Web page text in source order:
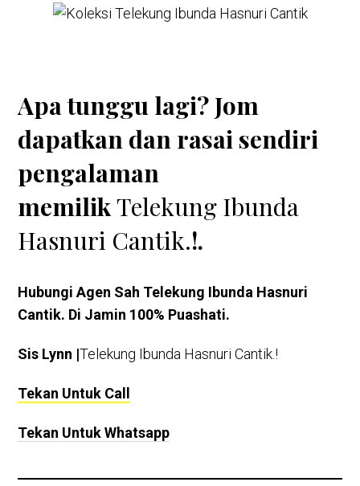
Apa tunggu lagi? Jom
dapatkan dan rasai sendiri
pengalaman
memilikTelekung Ibunda
Hasnuri Cantik.!.
Hubungi Agen Sah Telekung Ibunda Hasnuri
Cantik. Di Jamin 100% Puashati.
Sis Lynn |Telekung Ibunda Hasnuri Cantik.!
Tekan Untuk Call
Tekan Untuk Whatsapp